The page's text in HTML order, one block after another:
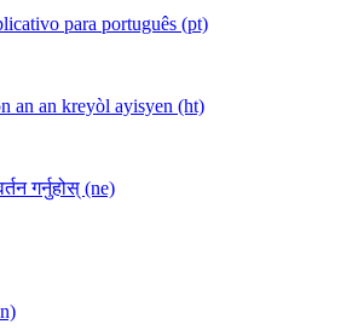
para português (pt)
an an kreyòl ayisyen (ht)
गर्नुहोस् (ne)